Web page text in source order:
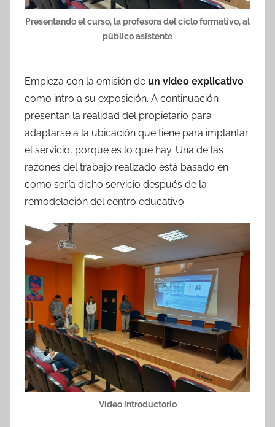
Presentando el curso, la profesora del ciclo formativo, al
público asistente
Empieza con la emisión de un video explicativo
como intro a su exposición. A continuación
presentan la realidad del propietario para
adaptarse a la ubicación que tiene para implantar
el servicio, porque es lo que hay. Una de las
razones del trabajo realizado está basado en
como sería dicho servicio después de la
remodelación del centro educativo.
Video introductorio